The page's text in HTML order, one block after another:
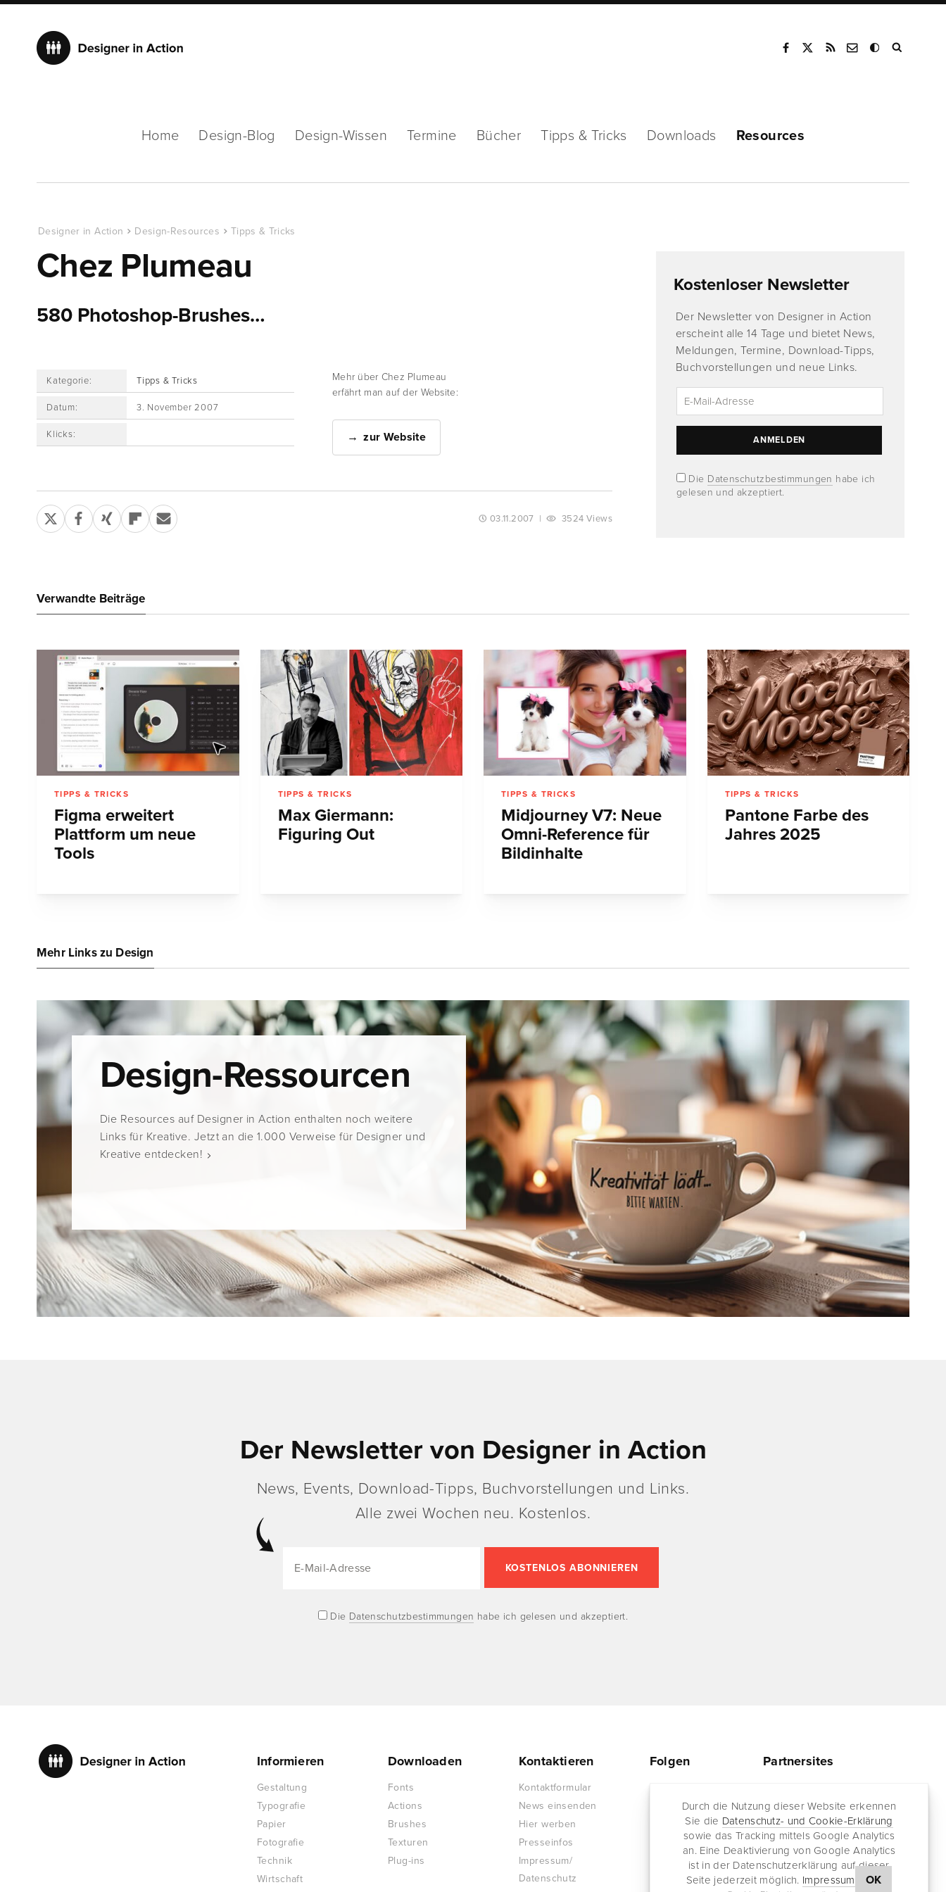
Durch die Nutzung dieser Website erkennen
Sie die Datenschutz- und Cookie-Erklärung
sowie das Tracking mittels Google Analytics
an. Eine Deaktivierung von Google Analytics
ist in der Datenschutzerklärung auf dieser
Seite jederzeit möglich. Impressum OK
Home Design-Blog Design-Wissen Termine Bücher Tipps & Tricks Downloads Resources
Designer in Action Design-Resources Tipps & Tricks
Chez Plumeau
580 Photoshop-Brushes…
Kategorie: Tipps & Tricks
Datum: 3. November 2007
Klicks:
Mehr über Chez Plumeau
erfährt man auf der Website:
zur Website
03.11.2007 | 3524 Views
Kostenloser Newsletter
Der Newsletter von Designer in Action
erscheint alle 14 Tage und bietet News,
Meldungen, Termine, Download-Tipps,
Buchvorstellungen und neue Links.
Die Datenschutzbestimmungen habe ich
gelesen und akzeptiert.
Verwandte Beiträge
TIPPS & TRICKS
Figma erweitert
Plattform um neue
Tools
TIPPS & TRICKS
Max Giermann:
Figuring Out
TIPPS & TRICKS
Midjourney V7: Neue
Omni-Reference für
Bildinhalte
TIPPS & TRICKS
Pantone Farbe des
Jahres 2025
Mehr Links zu Design
Design-Ressourcen
Die Resources auf Designer in Action enthalten noch weitere
Links für Kreative. Jetzt an die 1.000 Verweise für Designer und
Kreative entdecken!
Der Newsletter von Designer in Action
News, Events, Download-Tipps, Buchvorstellungen und Links.
Alle zwei Wochen neu. Kostenlos.
Die Datenschutzbestimmungen habe ich gelesen und akzeptiert.
Informieren
Gestaltung
Typografie
Papier
Fotografie
Technik
Wirtschaft
Downloaden
Fonts
Actions
Brushes
Texturen
Plug-ins
Kontaktieren
Kontaktformular
News einsenden
Hier werben
Presseinfos
Impressum/
Datenschutz
Folgen
Facebook
RSS-Feed
Newsletter
Partnersites
Jazz for me